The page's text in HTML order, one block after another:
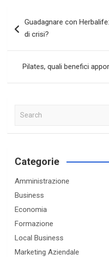
articoli
Guadagnare con
di crisi?
Pilates, quali benefici
a
c
Categorie
Amministrazione
Business
Economia
Formazione
Local Business
Marketing Aziendale